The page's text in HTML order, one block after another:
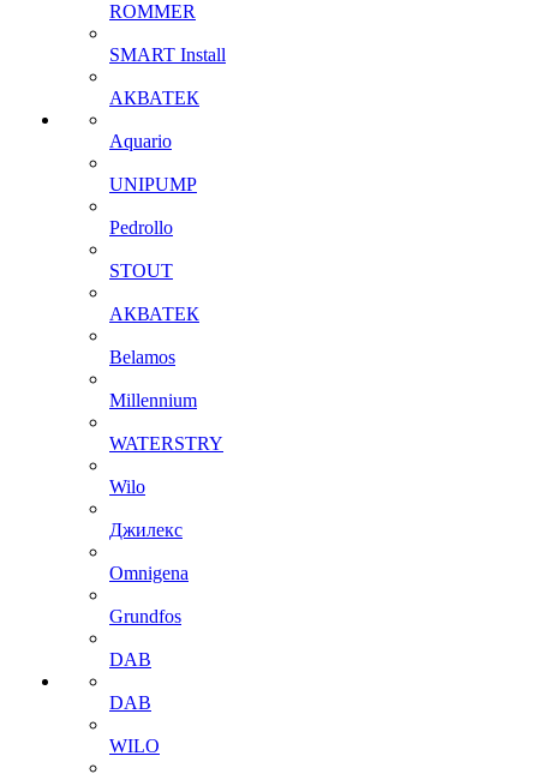
ROMMER
SMART Install
АКВАТЕК
Aquario
UNIPUMP
Pedrollo
STOUT
АКВАТЕК
Belamos
Millennium
WATERSTRY
Wilo
Джилекс
Omnigena
Grundfos
DAB
DAB
WILO